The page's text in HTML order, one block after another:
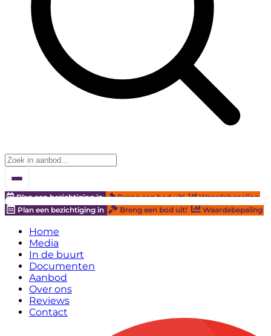
Plan een bezichtiging in Breng een bod uit!
Waardebepaling
Plan een bezichtiging in
Breng een bod uit! Waardebepaling
Home
Media
In de buurt
Documenten
Aanbod
Over ons
Reviews
Contact